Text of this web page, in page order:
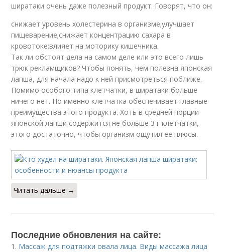
ширатаки очень даже полезный продукт. Говорят, что он:
снижает уровень холестерина в организме;улучшает
пищеварение;снижает концентрацию сахара в
кровотоке;влияет на моторику кишечника.
Так ли обстоят дела на самом деле или это всего лишь
трюк рекламщиков? Чтобы понять, чем полезна японская
лапша, для начала надо к ней присмотреться поближе.
Помимо особого типа клетчатки, в ширатаки больше
ничего нет. Но именно клетчатка обеспечивает главные
преимущества этого продукта. Хоть в средней порции
японской лапши содержится не больше 3 г клетчатки,
этого достаточно, чтобы организм ощутил ее плюсы.
Читать дальше →
Последние обновления на сайте:
1. Массаж для подтяжки овала лица. Виды массажа лица